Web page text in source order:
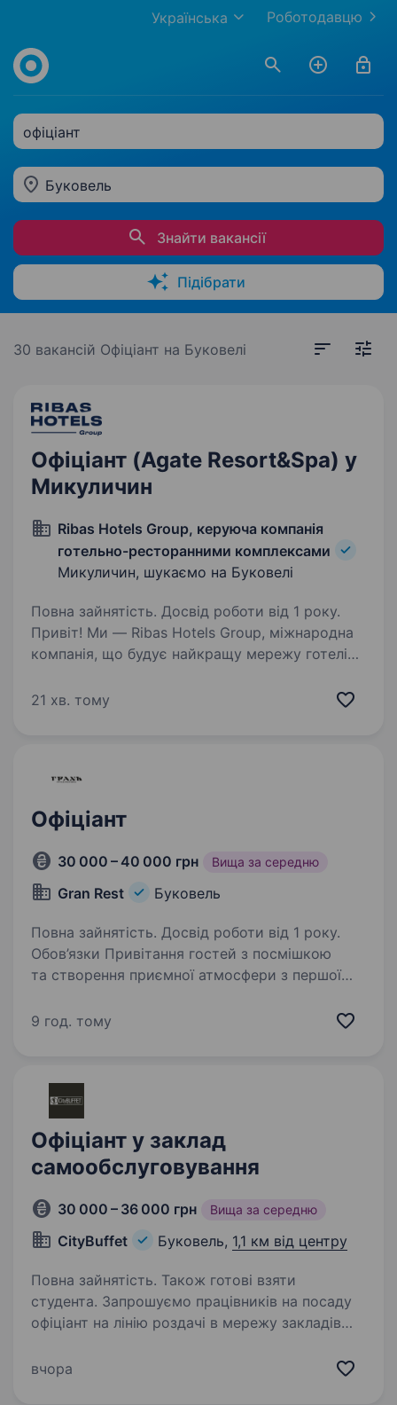
Роботодавцю
Українська
офіціант
Буковель
Знайти вакансії
Підібрати
30 вакансій Офіціант на Буковелі
Офіціант (Agate Resort&Spa) у
Микуличин
Ribas Hotels Group, керуюча компанія
готельно-ресторанними комплексами
Микуличин, шукаємо на Буковелі
Повна зайнятість. Досвід роботи від 1 року.
Привіт! Ми — Ribas Hotels Group, міжнародна
компанія, що будує найкращу мережу готелів і
сервісом світового рівня. Наші проєкти —
21 хв. тому
Офіціант
30 000 – 40 000 грн Вища за середню
Gran Rest Буковель
Повна зайнятість. Досвід роботи від 1 року.
Обов’язки Привітання гостей з посмішкою
та створення приємної атмосфери з першої
відповідно до стандартів сервісу Підтримка
9 год. тому
Офіціант у заклад
самообслуговування
30 000 – 36 000 грн Вища за середню
CityBuffet Буковель, 1,1 км від центру
Повна зайнятість. Також готові взяти
студента. Запрошуємо працівників на посаду
офіціант на лінію роздачі в мережу закладів
у форматі Шведської лінії. Робота підійде для
вчора